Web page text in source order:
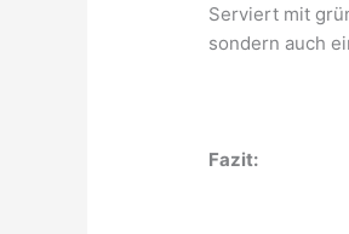
Serviert mit
sondern auch
Fazit: